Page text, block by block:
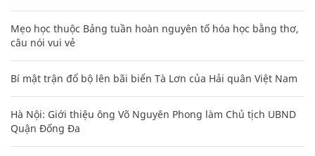
Mẹo học thuộc Bảng tuần hoàn nguyên tố hóa học bằng thơ,
câu nói vui vẻ
Bí mật trận đổ bộ lên bãi biển Tà Lơn của Hải quân Việt Nam
Hà Nội: Giới thiệu ông Võ Nguyên Phong làm Chủ tịch UBND
Quận Đống Đa